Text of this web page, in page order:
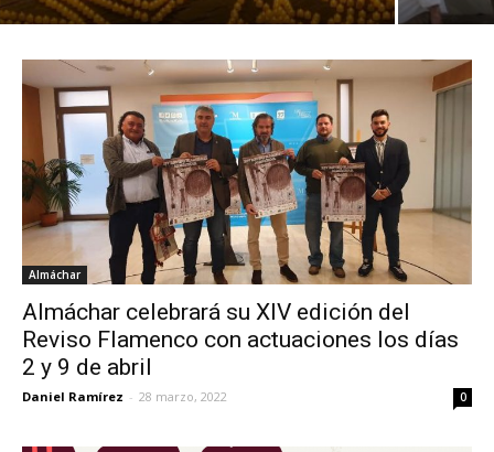
Almáchar
Almáchar celebrará su XIV edición del
Reviso Flamenco con actuaciones los días
2 y 9 de abril
Daniel Ramírez - 28 marzo, 2022 0